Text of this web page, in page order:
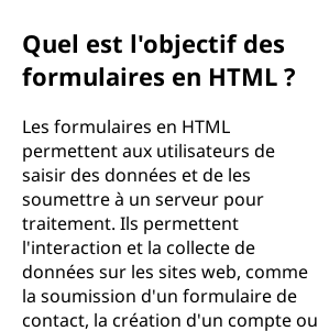
Quel est l'objectif des
formulaires en HTML ?
Les formulaires en HTML
permettent aux utilisateurs de
saisir des données et de les
soumettre à un serveur pour
traitement. Ils permettent
l'interaction et la collecte de
données sur les sites web, comme
la soumission d'un formulaire de
contact, la création d'un compte ou